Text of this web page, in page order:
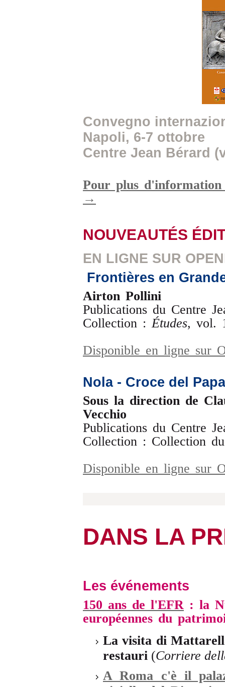
Convegno
Napoli, 6-7 ottobre
Centre Jean Bérard
Pour plus
→
NOUVEAUTÉS
EN LIGNE SUR
Frontières en
Airton Pollini
Publications du Centre
Collection :Études, vol.
Disponible en ligne sur
Nola - Croce del Papa
Sous la direction de
Vecchio
Publications du Centre
Collection : Collection
Disponible en ligne sur
DANS LA
Les événements
150 ans de l'EFR : la
européennes du
La visita di
restauri (Corriere
A Roma c'è il